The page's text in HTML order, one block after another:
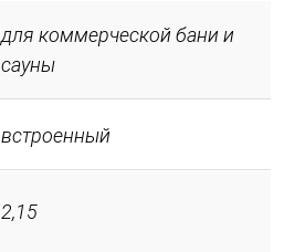
для коммерческой бани и
сауны
встроенный
2,15